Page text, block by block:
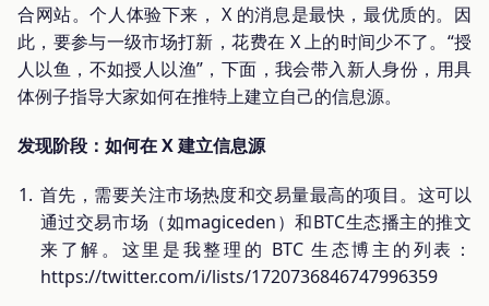
合网站。个人体验下来， X 的消息是最快，最优质的。因
此，要参与一级市场打新，花费在 X 上的时间少不了。“授
人以鱼，不如授人以渔”，下面，我会带入新人身份，用具
体例子指导大家如何在推特上建立自己的信息源。
发现阶段：如何在 X 建立信息源
首先，需要关注市场热度和交易量最高的项目。这可以
通过交易市场（如magiceden）和BTC生态播主的推文
来了解。这里是我整理的 BTC 生态博主的列表：
https://twitter.com/i/lists/1720736846747996359